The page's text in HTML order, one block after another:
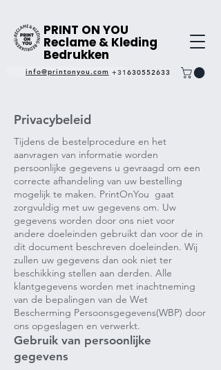
PRINT ON YOU
Reclame & Kleding
Bedrukken
+31630552633
info@printonyou.com
Privacybeleid
Tijdens de bestelprocedure en het
aanvragen van informatie worden
persoonlijke gegevens u gevraagd om een
correcte afhandeling van uw bestelling
mogelijk te maken. PrintOnYou gaat
zorgvuldig met uw gegevens om. Uw
gegevens worden door ons niet voor
andere doeleinden gebruikt dan voor de in
dit document beschreven doeleinden. Wij
zullen uw gegevens dan ook niet ter
beschikking stellen aan derden. Alle
klantgegevens worden met inachtneming
van de bepalingen van de Wet
Bescherming Persoonsgegevens(WBP) door
ons opgeslagen en verwerkt.
Gebruik van persoonlijke
gegevens